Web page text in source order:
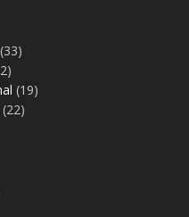
(33)
(19)
(22)